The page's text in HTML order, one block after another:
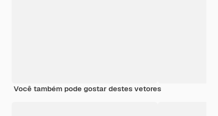
Você também pode gostar destes vetores